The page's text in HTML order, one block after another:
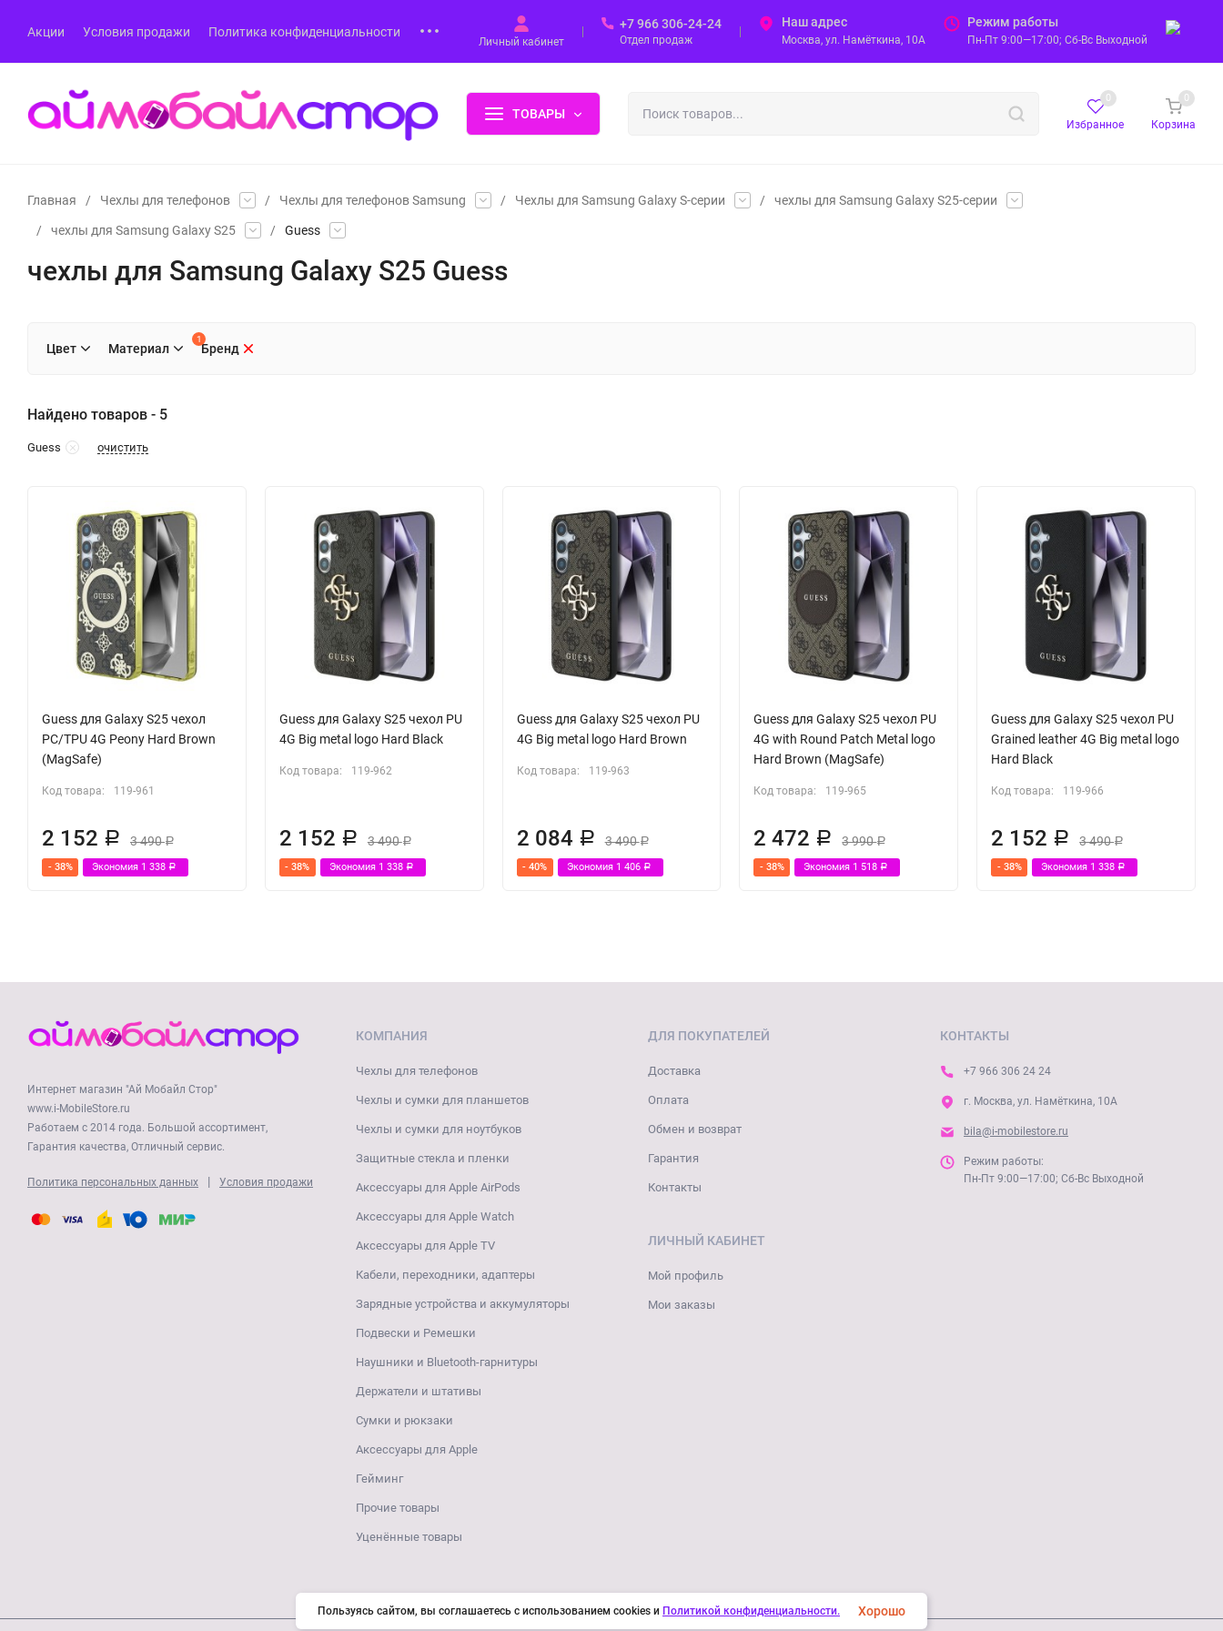
Акции Условия продажи Политика конфиденциальности
Личный кабинет
+7 966 306-24-24
Отдел продаж
Наш адрес
Москва, ул. Намёткина, 10А
Режим работы
Пн-Пт 9:00—17:00; Сб-Вс Выходной
ТОВАРЫ
Избранное
0
Корзина
0
Главная / Чехлы для телефонов / Чехлы для телефонов Samsung / Чехлы для Samsung Galaxy S-серии / чехлы для Samsung Galaxy S25-серии
/ чехлы для Samsung Galaxy S25 / Guess
чехлы для Samsung Galaxy S25 Guess
Цвет Материал Бренд
1
Найдено товаров - 5
Guess очистить
Guess для Galaxy S25 чехол
PC/TPU 4G Peony Hard Brown
(MagSafe)
Код товара: 119-961
2 152 Р 3 490Р
- 38% Экономия 1 338 Р
Guess для Galaxy S25 чехол PU
4G Big metal logo Hard Black
Код товара: 119-962
2 152 Р 3 490Р
- 38% Экономия 1 338 Р
Guess для Galaxy S25 чехол PU
4G Big metal logo Hard Brown
Код товара: 119-963
2 084 Р 3 490Р
- 40% Экономия 1 406 Р
Guess для Galaxy S25 чехол PU
4G with Round Patch Metal logo
Hard Brown (MagSafe)
Код товара: 119-965
2 472 Р 3 990Р
- 38% Экономия 1 518Р
Guess для Galaxy S25 чехол PU
Grained leather 4G Big metal logo
Hard Black
Код товара: 119-966
2 152 Р 3 490Р
- 38% Экономия 1 338Р
Интернет магазин "Ай Мобайл Стор"
www.i-MobileStore.ru
Работаем с 2014 года. Большой ассортимент,
Гарантия качества, Отличный сервис.
Политика персональных данных | Условия продажи
КОМПАНИЯ
Чехлы для телефонов
Чехлы и сумки для планшетов
Чехлы и сумки для ноутбуков
Защитные стекла и пленки
Аксессуары для Apple AirPods
Аксессуары для Apple Watch
Аксессуары для Apple TV
Кабели, переходники, адаптеры
Зарядные устройства и аккумуляторы
Подвески и Ремешки
Наушники и Bluetooth-гарнитуры
Держатели и штативы
Сумки и рюкзаки
Аксессуары для Apple
Гейминг
Прочие товары
Уценённые товары
ДЛЯ ПОКУПАТЕЛЕЙ
Доставка
Оплата
Обмен и возврат
Гарантия
Контакты
ЛИЧНЫЙ КАБИНЕТ
Мой профиль
Мои заказы
КОНТАКТЫ
+7 966 306 24 24
г. Москва, ул. Намёткина, 10А
bila@i-mobilestore.ru
Режим работы:
Пн-Пт 9:00—17:00; Сб-Вс Выходной
Пользуясь сайтом, вы соглашаетесь с использованием cookies и Политикой конфиденциальности. Хорошо